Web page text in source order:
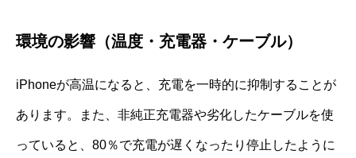
環境の影響（温度・充電器・ケーブル）
iPhoneが高温になると、充電を一時的に抑制することが
あります。また、非純正充電器や劣化したケーブルを使
っていると、80％で充電が遅くなったり停止したように